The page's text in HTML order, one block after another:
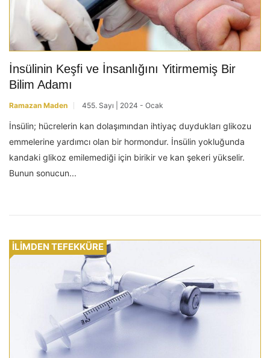
İnsülinin Keşfi ve İnsanlığını Yitirmemiş Bir
Bilim Adamı
Ramazan Maden 455. Sayı | 2024 - Ocak
İnsülin; hücrelerin kan dolaşımından ihtiyaç duydukları glikozu
emmelerine yardımcı olan bir hormondur. İnsülin yokluğunda
kandaki glikoz emilemediği için birikir ve kan şekeri yükselir.
Bunun sonucun...
İLİMDEN TEFEKKÜRE